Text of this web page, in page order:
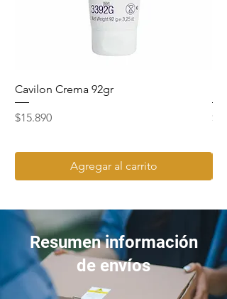
Cavilon Crema 92gr
Precio
$15.890
Agregar al carrito
Resumen información
de envíos